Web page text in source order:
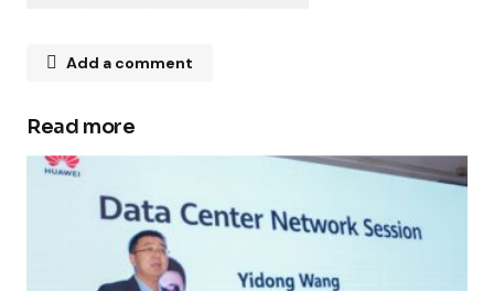
Add a comment
Your email address will not be published.
Required fields are marked
Comment*
Read more